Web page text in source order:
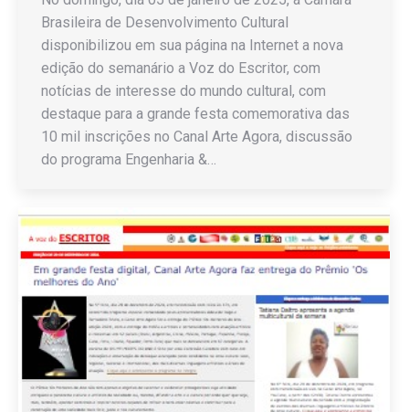
Brasileira de Desenvolvimento Cultural
disponibilizou em sua página na Internet a nova
edição do semanário a Voz do Escritor, com
notícias de interesse do mundo cultural, com
destaque para a grande festa comemorativa das
10 mil inscrições no Canal Arte Agora, discussão
do programa Engenharia &…